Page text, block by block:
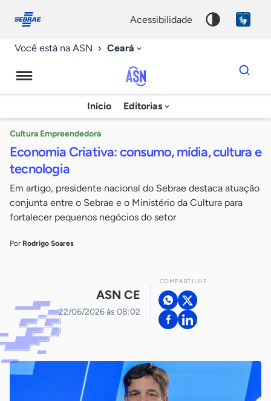
conosco
acessibilidade
Você está na ASN Ceará
Agência
Sebrae
Notícias
Início Editorias
Dados
para
chave
Cultura Empreendedora
Economia Criativa: consumo, mídia, cultura e
tecnologia
Em artigo, presidente nacional do Sebrae destaca atuação
conjunta entre o Sebrae e o Ministério da Cultura para
fortalecer pequenos negócios do setor
Por Rodrigo Soares
ASN CE
22/06/2026 às 08:02
COMPARTILHE